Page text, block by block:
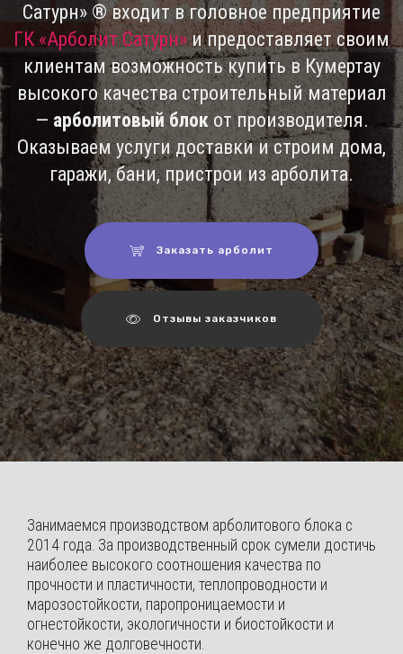
Сатурн» ® входит в головное предприятие
ГК «Арболит Сатурн»и предоставляет своим
клиентам возможность купить в Кумертау
высокого качества строительный материал
— арболитовый блокот производителя.
Оказываем услуги доставки и строим дома,
гаражи, бани, пристрои из арболита.
Заказать арболит
Отзывы заказчиков
Занимаемся производством арболитового блока с
2014 года. За производственный срок сумели достичь
наиболее высокого соотношения качества по
прочности и пластичности, теплопроводности и
марозостойкости, паропроницаемости и
огнестойкости, экологичности и биостойкости и
конечно же долговечности.